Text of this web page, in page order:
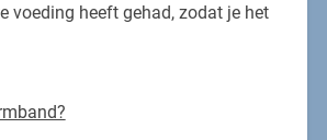
voeding heeft gehad, zodat je het